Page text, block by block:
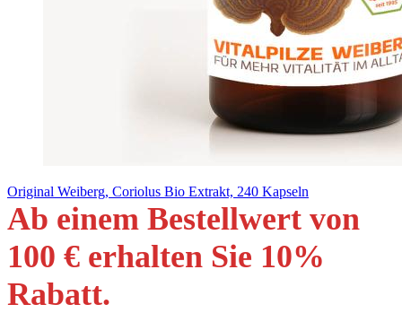
Original Weiberg, Coriolus Bio Extrakt, 240 Kapseln
Ab einem Bestellwert von
100 € erhalten Sie 10%
Rabatt.